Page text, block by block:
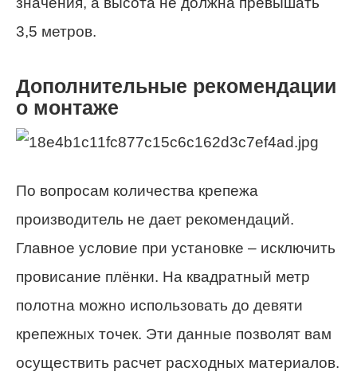
3,5 метров.
Дополнительные рекомендации
о монтаже
По вопросам количества крепежа
производитель не дает рекомендаций.
Главное условие при установке – исключить
провисание плёнки. На квадратный метр
полотна можно использовать до девяти
крепежных точек. Эти данные позволят вам
осуществить расчет расходных материалов.